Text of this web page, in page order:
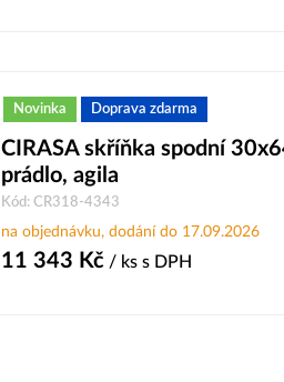
Novinka Doprava zdarma
CIRASA skříňka spodní
prádlo, agila
Kód: CR318-4343
na objednávku, dodání do 17.09.2026
11 343 Kč / ks s DPH